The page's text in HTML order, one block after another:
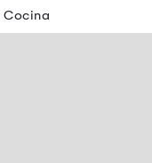
Cocina